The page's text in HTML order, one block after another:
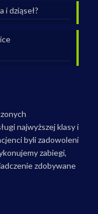
i dziąseł?
najwyższej klasy i
byli zadowoleni
zabiegi,
zdobywane